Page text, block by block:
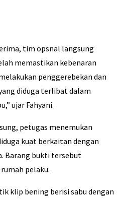
tim opsnal langsung
memastikan kebenaran
penggerebekan dan
diduga terlibat dalam
ujar Fahyani.
petugas menemukan
kuat berkaitan dengan
Barang bukti tersebut
pelaku.
klip bening berisi sabu dengan